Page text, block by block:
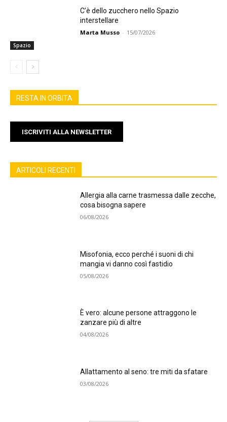
Spazio
C’è dello zucchero nello Spazio
interstellare
Marta Musso - 15/07/2026
RESTA IN ORBITA
ISCRIVITI ALLA NEWSLETTER
ARTICOLI RECENTI
Allergia alla carne trasmessa dalle zecche,
cosa bisogna sapere
06/08/2026
Misofonia, ecco perché i suoni di chi
mangia vi danno così fastidio
05/08/2026
È vero: alcune persone attraggono le
zanzare più di altre
04/08/2026
Allattamento al seno: tre miti da sfatare
03/08/2026